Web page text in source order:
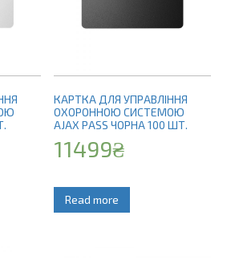
КАРТКА ДЛЯ УПРАВЛІННЯ
ОХОРОННОЮ СИСТЕМОЮ
AJAX PASS ЧОРНА 100 ШТ.
11499₴
Read more